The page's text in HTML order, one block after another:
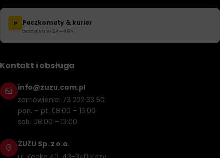
P Paczkomaty & kurier
Dostawa w 24–48h
Kontakt i obsługa
info@zuzu.com.pl
zamówienia: 73 222 33 50
pon. – pt. 08:00 – 16:00
sob. 08:00 – 13:00
ŻUŻU Sp. z o.o.